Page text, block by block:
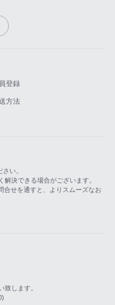
登録
方法
い。
決できる場合がございます。
せを通すと、よりスムーズなお
します。